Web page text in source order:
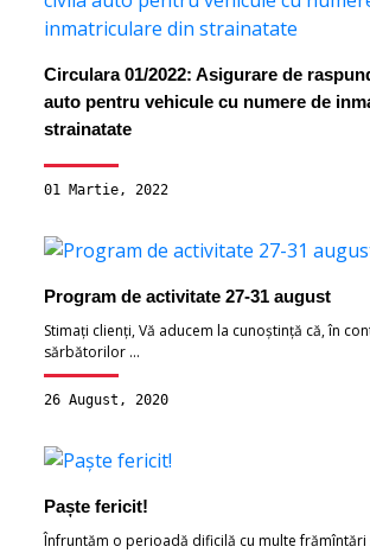
Circulara 01/2022: Asigurare de
auto реntru vehicule cu numеrе de
strainatаtе
01 Martie, 2022
Program de activitate 27-31 august
Stimați clienți, Vă aducem la cunoștință că, în
sărbătorilor ...
26 August, 2020
Paște fericit!
Înfruntăm o perioadă dificilă cu multe frămîntări